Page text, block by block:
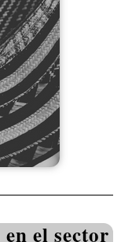
el sector